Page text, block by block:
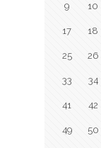
9 10
17 18
25 26
33 34
41 42
49 50